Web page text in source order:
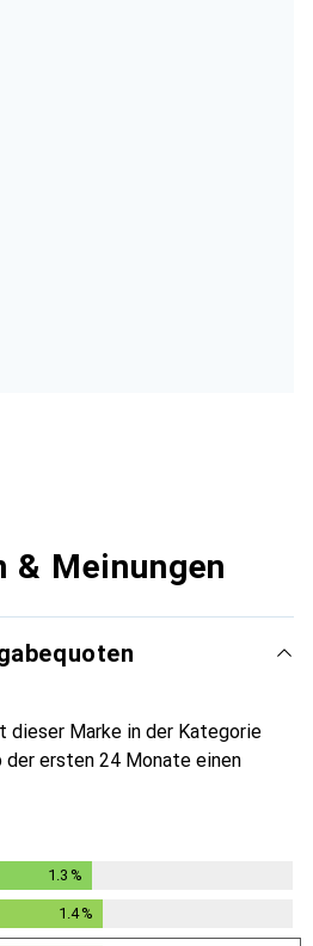
& Meinungen
Marke in der Kategorie
der ersten 24 Monate einen
1.3 %
1.4%